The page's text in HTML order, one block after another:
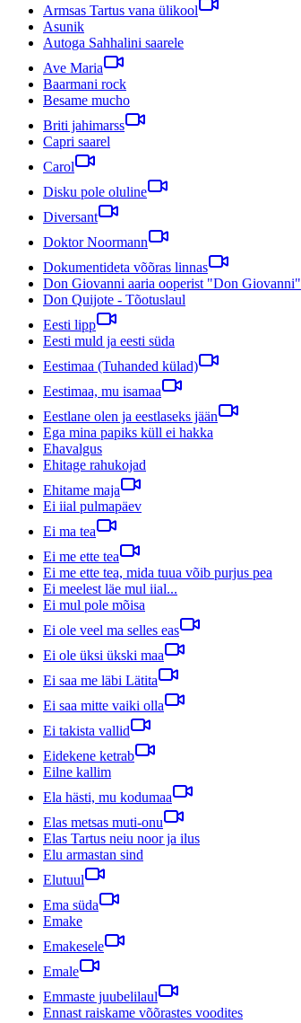
Armsas Tartus vana ülikool
Asunik
Autoga Sahhalini saarele
Ave Maria
Baarmani rock
Besame mucho
Briti jahimarss
Capri saarel
Carol
Disku pole oluline
Diversant
Doktor Noormann
Dokumentideta võõras linnas
Don Giovanni aaria ooperist "Don Giovanni"
Don Quijote - Tõotuslaul
Eesti lipp
Eesti muld ja eesti süda
Eestimaa (Tuhanded külad)
Eestimaa, mu isamaa
Eestlane olen ja eestlaseks jään
Ega mina papiks küll ei hakka
Ehavalgus
Ehitage rahukojad
Ehitame maja
Ei iial pulmapäev
Ei ma tea
Ei me ette tea
Ei me ette tea, mida tuua võib purjus pea
Ei meelest läe mul iial...
Ei mul pole mõisa
Ei ole veel ma selles eas
Ei ole üksi ükski maa
Ei saa me läbi Lätita
Ei saa mitte vaiki olla
Ei takista vallid
Eidekene ketrab
Eilne kallim
Ela hästi, mu kodumaa
Elas metsas muti-onu
Elas Tartus neiu noor ja ilus
Elu armastan sind
Elutuul
Ema süda
Emake
Emakesele
Emale
Emmaste juubelilaul
Ennast raiskame võõrastes voodites